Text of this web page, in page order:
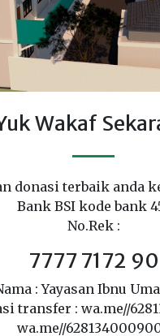
Wakaf
donasi terbaik anda
Bank BSI kode bank
No.Rek :
7777 7172 90
: Yayasan Ibnu
transfer : wa.me//
wa.me//